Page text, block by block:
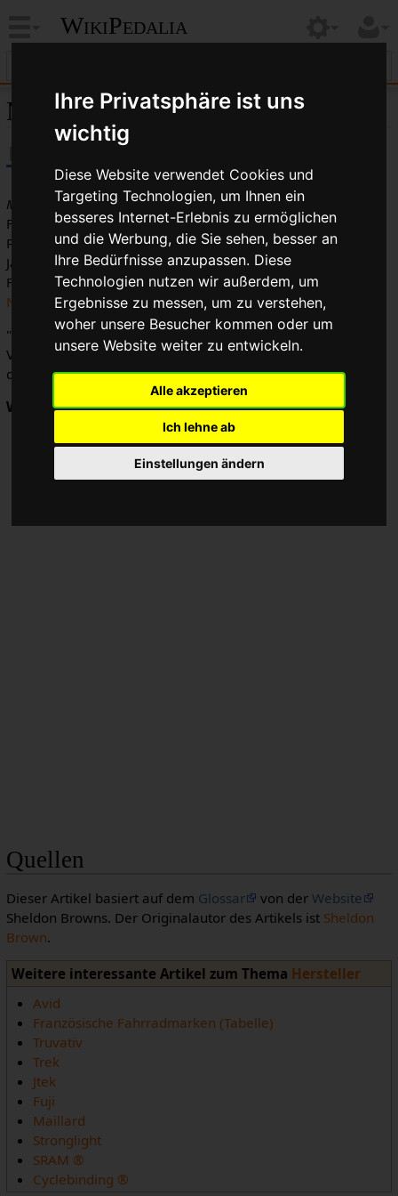
Ihre Privatsphäre ist uns
wichtig
Diese Website verwendet Cookies und
Targeting Technologien, um Ihnen ein
besseres Internet-Erlebnis zu ermöglichen
und die Werbung, die Sie sehen, besser an
Ihre Bedürfnisse anzupassen. Diese
Technologien nutzen wir außerdem, um
Ergebnisse zu messen, um zu verstehen,
woher unsere Besucher kommen oder um
unsere Website weiter zu entwickeln.
Alle akzeptieren
Ich lehne ab
Einstellungen ändern
WikiPedalia
Mavic
Mavic ist der bedeutendstefranzösischeHersteller von
Fahrradteilen und seit langem einer der gefragtesten
Produzenten hoch qualitativer Felgen. In den späten 1980er
Jahren brachte Mavic neben den Felgen auch andere
Fahrradteile auf den Markt, darunter gut angenommene
Naben
undKurbelsätze .
"MAVIC" ist ein Akronym für "Manufacture d'Articles
Vélocopediques Idoux et Chanel". Idoux und Chanel waren
die Namen der Partner, die Mavic 1890 gegründet haben.
Werbung:
Quellen
Dieser Artikel basiert auf dem Glossar von der Website
Sheldon Browns. Der Originalautor des Artikels ist Sheldon
Brown.
Weitere interessante Artikel zum Thema Hersteller
Avid
Französische Fahrradmarken (Tabelle)
Truvativ
Trek
Jtek
Fuji
Maillard
Stronglight
SRAM ®
Cyclebinding ®